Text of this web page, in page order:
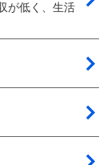
が低く、生活